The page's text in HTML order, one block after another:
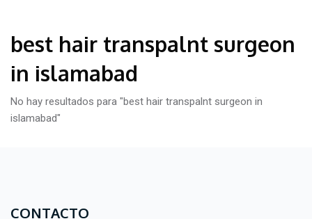
best hair transpalnt surgeon
in islamabad
No hay resultados para "best hair transpalnt surgeon in
islamabad"
CONTACTO